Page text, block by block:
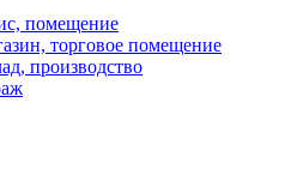
помещение
торговое помещение
производство